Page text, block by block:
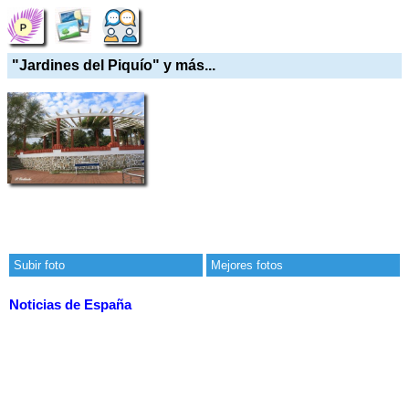
"Jardines del Piquío" y más...
Subir foto Mejores fotos
Noticias de España